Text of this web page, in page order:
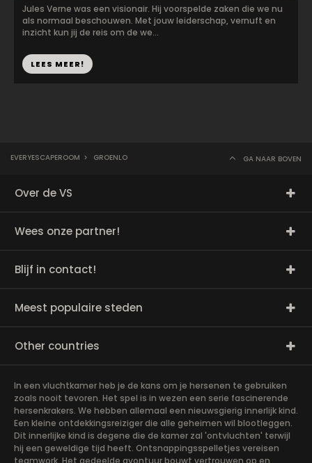
Jules Verne was een visionair. Hij voorspelde zaken die we nu
als normaal beschouwen. Met jouw leiderschap, vernuft en
inzicht kun jij de reis om de we...
LEES MEER!
EVERYESCAPEROOM > GROENLO GA NAAR BOVEN
Over de VS
Wees onze partner!
Blijf in contact!
Meest populaire steden
Other countries
In een vluchtkamer heb je de kans om je hersenen te gebruiken
zoals nooit tevoren. Het spel is in wezen een serie fascinerende
hersenkrakers. We hebben allemaal een nieuwsgierig innerlijk kind.
Een kleine ontdekkingsreiziger die alle geheimen wil blootleggen.
Dit innerlijke kind is degene die de kamer zal 'ontvluchten' terwijl
hij een geweldige tijd heeft. Ontsnappingsspelletjes vereisen
teamwork. Het gedeelde avontuur bouwt vertrouwen op en